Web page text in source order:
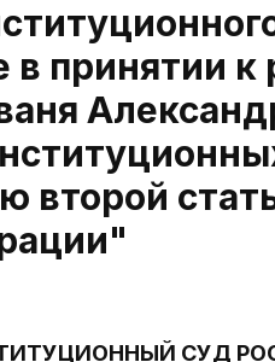
в принятии
второй
СУД